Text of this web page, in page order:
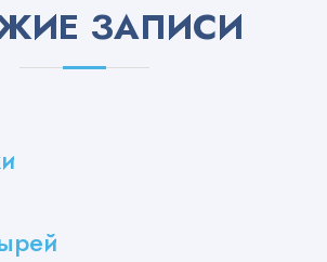
ЗАПИСИ